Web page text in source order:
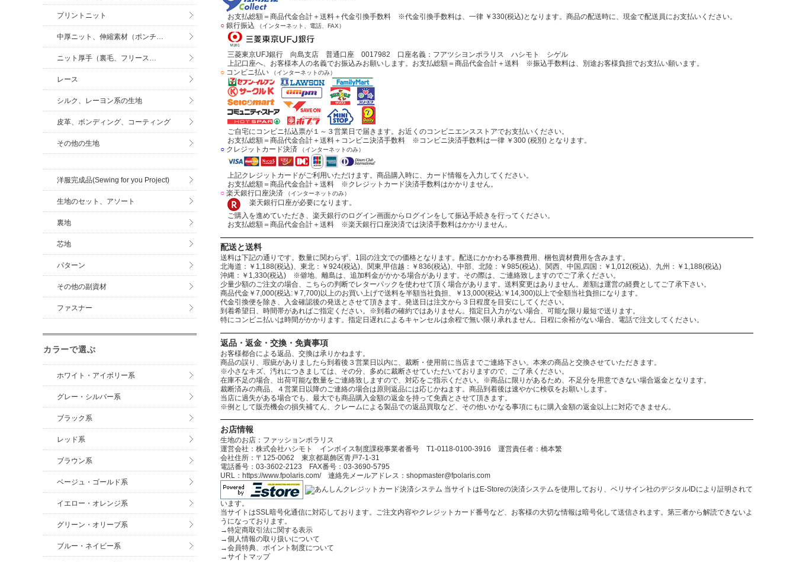
お支払総額＝商品代金合計＋送料＋代金引換手数料 ※代金引換手数料は、一律 ￥330(税込)となります。商品の配送時に、現金で配送員にお支払いください。
○ 銀行振込 （インターネット、電話、FAX）
三菱東京UFJ銀行 向島支店 普通口座 0017982 口座名義：フアツシヨンポラリス ハシモト シゲル
上記口座へ、お客様本人の名義でお振込みお願いします。お支払総額＝商品代金合計＋送料 ※振込手数料は、別途お客様負担でお支払い願います。
○ コンビニ払い （インターネットのみ）
ご自宅にコンビニ払込票が１～３営業日で届きます。お近くのコンビニエンスストアでお支払いください。
お支払総額＝商品代金合計＋送料＋コンビニ決済手数料 ※コンビニ決済手数料は一律 ￥300 (税別) となります。
○ クレジットカード決済 （インターネットのみ）
上記クレジットカードがご利用いただけます。商品購入時に、カード情報を入力してください。
お支払総額＝商品代金合計＋送料 ※クレジットカード決済手数料はかかりません。
○ 楽天銀行口座決済 （インターネットのみ）
楽天銀行口座が必要になります。
ご購入を進めていただき、楽天銀行のログイン画面からログインをして振込手続きを行ってください。
お支払総額＝商品代金合計＋送料 ※楽天銀行口座決済では決済手数料はかかりません。
配送と送料
送料は下記の通りです。数量に関わらず、1回の注文での価格となります。配送にかかわる事務費用、梱包資材費用を含みます。
北海道：￥1,188(税込)、東北：￥924(税込)、関東,甲信越：￥836(税込)、中部、北陸：￥985(税込)、関西、中国,四国：￥1,012(税込)、九州：￥1,188(税込)
沖縄：￥1,330(税込) ※僻地、離島は、追加料金がかかる場合があります。その際は、ご連絡致しますのでご了承ください。
少量少額のご注文の場合、こちらの判断でレターパックを使わせて頂く場合があります。送料変更はありません。差額は運営の経費としてご了承下さい。
商品代金￥7,000(税込:￥7,700)以上のお買い上げで送料を半額当社負担、￥13,000(税込:￥14,300)以上で全額当社負担になります。
代金引換便を除き、入金確認後の発送とさせて頂きます。発送日は注文から３日程度を目安にしてください。
到着希望日、時間帯があればご指定ください。※到着の確約ではありません。指定日入力がない場合、可能な限り最短で送ります。
特にコンビニ払いは時間がかかります。指定日遅れによるキャンセルは余程で無い限り承れません。日程に余裕がない場合、電話で注文してください。
返品・返金・交換・免責事項
お客様都合による返品、交換は承りかねます。
商品の誤り、瑕疵がありましたら到着後３営業日以内に、裁断・使用前に当店までご連絡下さい。本来の商品と交換させていただきます。
※小さなキズ、汚れにつきましては、その分、多めに裁断させていただいておりますので、ご了承ください。
在庫不足の場合、出荷可能な数量をご連絡致しますので、対応をご指示ください。※商品に限りがあるため、不足分を用意できない場合返金となります。
裁断済みの商品、４営業日以降のご連絡の場合は原則返品には応じかねます。商品到着後は速やかに検収をお願いします。
当店に過失がある場合でも、最大でも商品購入金額の返金を持って免責とさせて頂きます。
※例として販売機会の損失補てん、クレームによる製品での返品買取など、その他いかなる事項にもに購入金額の返金以上に対応できません。
お店情報
生地のお店：ファッションポラリス
運営会社：株式会社ハシモト インボイス制度課税事業者番号 T1-0118-0100-3916 運営責任者：橋本繁
会社住所：〒125-0062 東京都葛飾区青戸7-1-31
電話番号：03-3602-2123 FAX番号：03-3690-5795
URL：https://www.fpolaris.com/ 連絡先メールアドレス：shopmaster@fpolaris.com
当サイトはE-Storeの決済システムを使用しており、ベリサイン社のデジタルIDにより証明されて
います。
当サイトはSSL暗号化通信に対応しております。ご注文内容やクレジットカード番号など、お客様の大切な情報は暗号化して送信されます。第三者から解読できないよ
うになっております。
→特定商取引法に関する表示
→個人情報の取り扱いについて
→会員特典、ポイント制度について
→サイトマップ
プリントニット
中厚ニット、伸縮素材（ポンチ…
ニット厚手（裏毛、フリース…
レース
シルク、レーヨン系の生地
皮革、ボンディング、コーティング
その他の生地
洋服完成品(Sewing for you Project)
生地のセット、アソート
裏地
芯地
パターン
その他の副資材
ファスナー
カラーで選ぶ
ホワイト・アイボリー系
グレー・シルバー系
ブラック系
レッド系
ブラウン系
ベージュ・ゴールド系
イエロー・オレンジ系
グリーン・オリーブ系
ブルー・ネイビー系